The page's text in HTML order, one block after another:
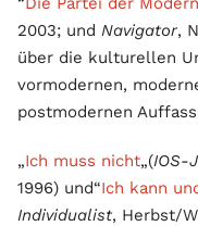
2003; und Navigator,
über die kulturellen
vormodernen,
postmodernen
„Ich muss nicht„(IOS-
1996) und“Ich kann
Individualist, Herbst/